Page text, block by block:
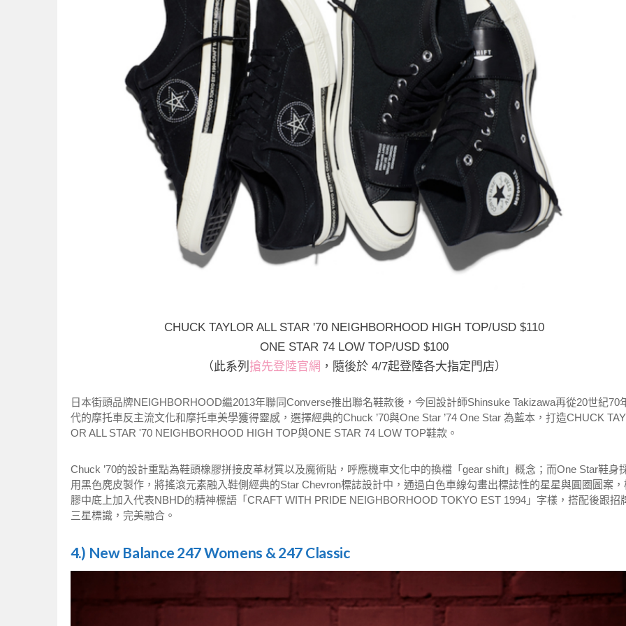
CHUCK TAYLOR ALL STAR '70 NEIGHBORHOOD HIGH TOP/USD $110
ONE STAR 74 LOW TOP/USD $100
（此系列 搶先登陸官網 ，隨後於 4/7起登陸各大指定門店）
日本街頭品牌NEIGHBORHOOD繼2013年聯同Converse推出聯名鞋款後，今回設計師Shinsuke Takizawa再從20世紀70
代的摩托車反主流文化和摩托車美學獲得靈感，選擇經典的Chuck ’70與One Star ’74 One Star 為藍本，打造CHUCK
OR ALL STAR '70 NEIGHBORHOOD HIGH TOP與ONE STAR 74 LOW TOP鞋款。
Chuck ’70的設計重點為鞋頭橡膠拼接皮革材質以及魔術貼，呼應機車文化中的換檔「gear shift」概念；而One Star鞋身
用黑色麂皮製作，將搖滾元素融入鞋側經典的Star Chevron標誌設計中，通過白色車線勾畫出標誌性的星星與圓圈圖案，
膠中底上加入代表NBHD的精神標語「CRAFT WITH PRIDE NEIGHBORHOOD TOKYO EST 1994」字樣，搭配後跟招
三星標識，完美融合。
4.) New Balance 247 Womens & 247 Classic